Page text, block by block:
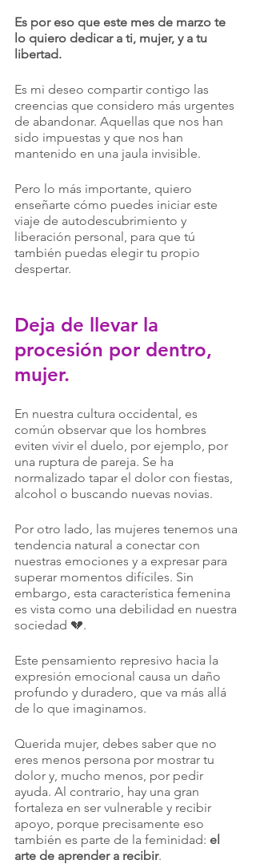
Es por eso que este mes de marzo te
lo quiero dedicar a ti, mujer, y a tu
libertad.
Es mi deseo compartir contigo las
creencias que considero más urgentes
de abandonar. Aquellas que nos han
sido impuestas y que nos han
mantenido en una jaula invisible.
Pero lo más importante, quiero
enseñarte cómo puedes iniciar este
viaje de autodescubrimiento y
liberación personal, para que tú
también puedas elegir tu propio
despertar.
Deja de llevar la
procesión por dentro,
mujer.
En nuestra cultura occidental, es
común observar que los hombres
eviten vivir el duelo, por ejemplo, por
una ruptura de pareja. Se ha
normalizado tapar el dolor con fiestas,
alcohol o buscando nuevas novias.
Por otro lado, las mujeres tenemos una
tendencia natural a conectar con
nuestras emociones y a expresar para
superar momentos difíciles. Sin
embargo, esta característica femenina
es vista como una debilidad en nuestra
sociedad 💔.
Este pensamiento represivo hacia la
expresión emocional causa un daño
profundo y duradero, que va más allá
de lo que imaginamos.
Querida mujer, debes saber que no
eres menos persona por mostrar tu
dolor y, mucho menos, por pedir
ayuda. Al contrario, hay una gran
fortaleza en ser vulnerable y recibir
apoyo, porque precisamente eso
también es parte de la feminidad: el
arte de aprender a recibir.